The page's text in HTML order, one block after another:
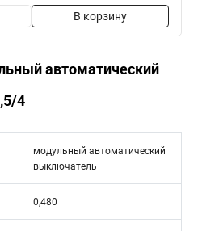
В корзину
автоматический
4
модульный автоматический
выключатель
0,480